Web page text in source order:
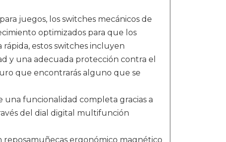
juegos, los switches mecánicos de
optimizados para que los
estos switches incluyen
y una adecuada protección contra el
que encontrarás alguno que se
funcionalidad completa gracias a
del dial digital multifunción
ergonómico magnético